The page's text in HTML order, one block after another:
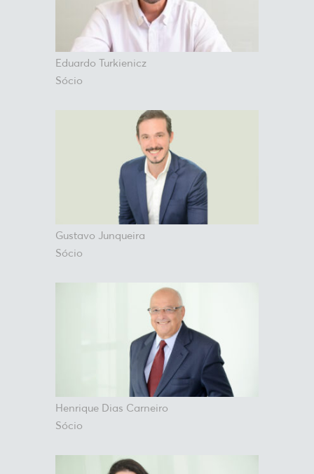
Eduardo Turkienicz
Sócio
Gustavo Junqueira
Sócio
Henrique Dias Carneiro
Sócio